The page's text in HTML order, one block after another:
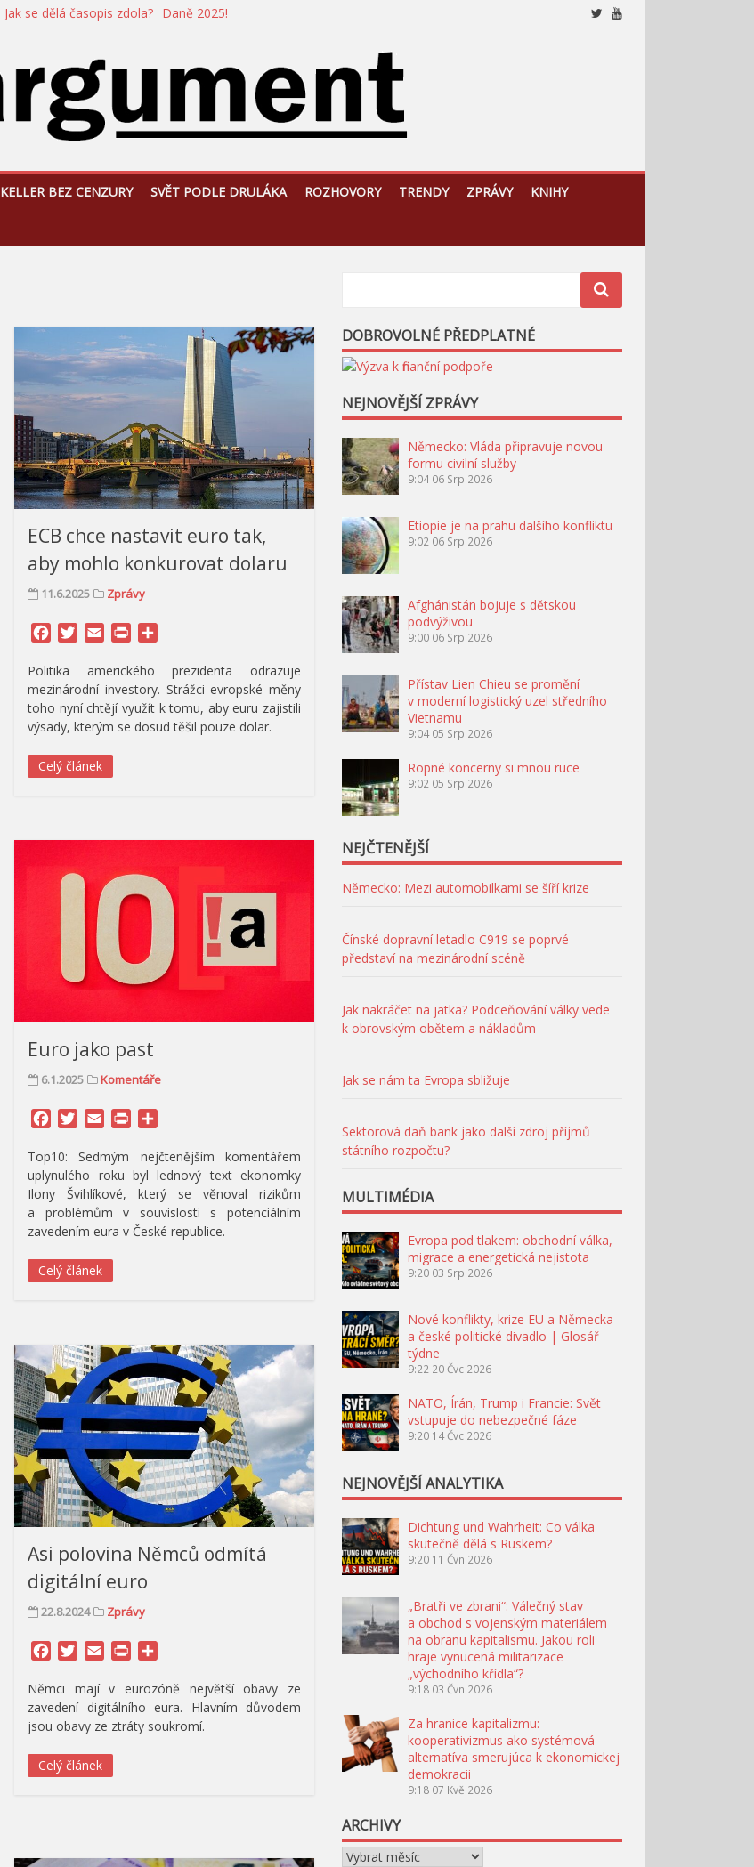
Jak se dělá časopis zdola? Daně 2025!
KELLER BEZ CENZURY SVĚT PODLE DRULÁKA ROZHOVORY TRENDY ZPRÁVY KNIHY
ECB chce nastavit euro tak,
aby mohlo konkurovat dolaru
11.6.2025 Zprávy
Facebook
Twitter
Email Print
Politika amerického prezidenta odrazuje
mezinárodní investory. Strážci evropské měny
toho nyní chtějí využít k tomu, aby euru zajistili
výsady, kterým se dosud těšil pouze dolar.
Celý článek
Euro jako past
6.1.2025 Komentáře
Facebook
Twitter
Email Print
Top10: Sedmým nejčtenějším komentářem
uplynulého roku byl lednový text ekonomky
Ilony Švihlíkové, který se věnoval rizikům
a problémům v souvislosti s potenciálním
zavedením eura v České republice.
Celý článek
Asi polovina Němců odmítá
digitální euro
22.8.2024 Zprávy
Facebook
Twitter
Email Print
Němci mají v eurozóně největší obavy ze
zavedení digitálního eura. Hlavním důvodem
jsou obavy ze ztráty soukromí.
Celý článek
DOBROVOLNÉ PŘEDPLATNÉ
NEJNOVĚJŠÍ ZPRÁVY
Německo: Vláda připravuje novou
formu civilní služby
9:04 06 Srp 2026
Etiopie je na prahu dalšího konfliktu
9:02 06 Srp 2026
Afghánistán bojuje s dětskou
podvýživou
9:00 06 Srp 2026
Přístav Lien Chieu se promění
v moderní logistický uzel středního
Vietnamu
9:04 05 Srp 2026
Ropné koncerny si mnou ruce
9:02 05 Srp 2026
NEJČTENĚJŠÍ
Německo: Mezi automobilkami se šíří krize
Čínské dopravní letadlo C919 se poprvé
představí na mezinárodní scéně
Jak nakráčet na jatka? Podceňování války vede
k obrovským obětem a nákladům
Jak se nám ta Evropa sbližuje
Sektorová daň bank jako další zdroj příjmů
státního rozpočtu?
MULTIMÉDIA
Evropa pod tlakem: obchodní válka,
migrace a energetická nejistota
9:20 03 Srp 2026
Nové konflikty, krize EU a Německa
a české politické divadlo | Glosář
týdne
9:22 20 Čvc 2026
NATO, Írán, Trump i Francie: Svět
vstupuje do nebezpečné fáze
9:20 14 Čvc 2026
NEJNOVĚJŠÍ ANALYTIKA
Dichtung und Wahrheit: Co válka
skutečně dělá s Ruskem?
9:20 11 Čvn 2026
„Bratři ve zbrani“: Válečný stav
a obchod s vojenským materiálem
na obranu kapitalismu. Jakou roli
hraje vynucená militarizace
„východního křídla“?
9:18 03 Čvn 2026
Za hranice kapitalizmu:
kooperativizmus ako systémová
alternatíva smerujúca k ekonomickej
demokracii
9:18 07 Kvě 2026
ARCHIVY
Archivy